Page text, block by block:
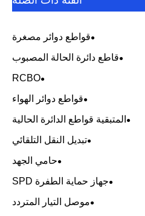
قواطع دوائر مصغرة
قاطع دائرة الحالة المصبوب
RCBO
قواطع دوائر الهواء
المتبقية قواطع الدائرة الحالية
تبديل النقل التلقائي
حامي الجهد
جهاز حماية الطفرة SPD
موصل التيار المتردد